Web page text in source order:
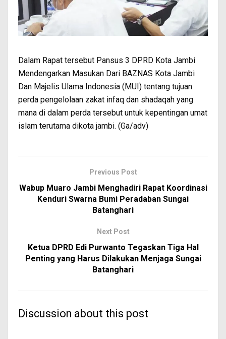
Dalam Rapat tersebut Pansus 3 DPRD Kota Jambi
Mendengarkan Masukan Dari BAZNAS Kota Jambi
Dan Majelis Ulama Indonesia (MUI) tentang tujuan
perda pengelolaan zakat infaq dan shadaqah yang
mana di dalam perda tersebut untuk kepentingan umat
islam terutama dikota jambi. (Ga/adv)
Previous Post
Wabup Muaro Jambi Menghadiri Rapat Koordinasi
Kenduri Swarna Bumi Peradaban Sungai
Batanghari
Next Post
Ketua DPRD Edi Purwanto Tegaskan Tiga Hal
Penting yang Harus Dilakukan Menjaga Sungai
Batanghari
Discussion about this post